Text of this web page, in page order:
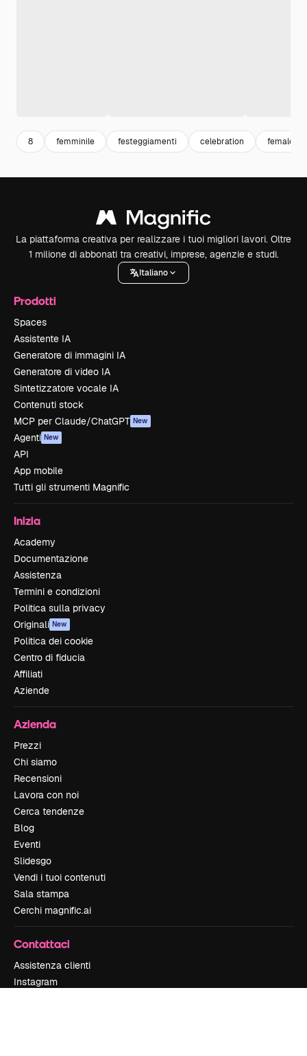
8 femminile festeggiamenti celebration female
La piattaforma creativa per realizzare i tuoi migliori lavori. Oltre
1 milione di abbonati tra creativi, imprese, agenzie e studi.
Italiano
Prodotti
Spaces
Assistente IA
Generatore di immagini IA
Generatore di video IA
Sintetizzatore vocale IA
Contenuti stock
MCP per Claude/ChatGPT New
Agenti New
API
App mobile
Tutti gli strumenti Magnific
Inizia
Academy
Documentazione
Assistenza
Termini e condizioni
Politica sulla privacy
Originali New
Politica dei cookie
Centro di fiducia
Affiliati
Aziende
Azienda
Prezzi
Chi siamo
Recensioni
Lavora con noi
Cerca tendenze
Blog
Eventi
Slidesgo
Vendi i tuoi contenuti
Sala stampa
Cerchi magnific.ai
Contattaci
Assistenza clienti
Instagram